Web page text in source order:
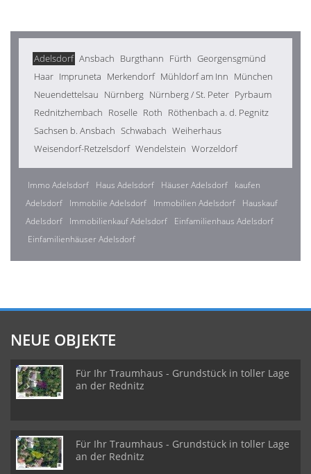
Adelsdorf Ansbach Burgthann Fürth Georgensgmünd
Haar Impruneta Merkendorf Mühldorf am Inn München
Neuendettelsau Nürnberg Nürnberg / St. Peter Pyrbaum
Rednitzhembach Roselle Roth Röthenbach a. d. Pegnitz
Sachsen b. Ansbach Schwabach Weiherhaus
Weisendorf-Retzelsdorf Wendelstein Worzeldorf
Immo Adelsdorf Haus Adelsdorf Häuser Adelsdorf
kaufen
Adelsdorf
Immobilie Adelsdorf Immobilien Adelsdorf
Hauskauf
Adelsdorf
Immobilienkauf Adelsdorf
Einfamilienhaus Adelsdorf
Einfamilienhäuser Adelsdorf
NEUE OBJEKTE
Für Ihr Traumhaus - Grundstück in toller Lage
an der Rednitz
Für Ihr Traumhaus - Grundstück in toller Lage
an der Rednitz